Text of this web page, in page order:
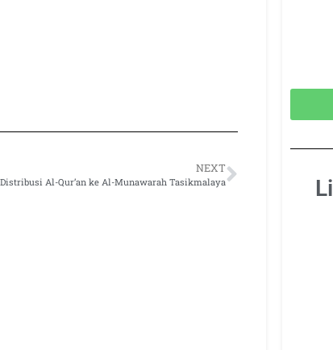
NEXT
Distribusi Al-Qur’an ke Al-Munawarah Tasikmalaya